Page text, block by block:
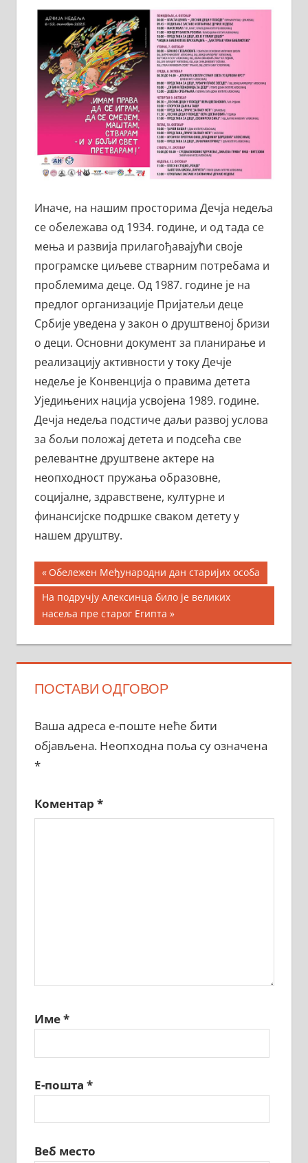
Иначе, на нашим просторима Дечја недеља
се обележава од 1934. године, и од тада се
мења и развија прилагођавајући своје
програмске циљеве стварним потребама и
проблемима деце. Од 1987. године је на
предлог организације Пријатељи деце
Србије уведена у закон о друштвеној бризи
о деци. Основни документ за планирање и
реализацију активности у току Дечје
недеље је Конвенција о правима детета
Уједињених нација усвојена 1989. године.
Дечја недеља подстиче даљи развој услова
за бољи положај детета и подсећа све
релевантне друштвене актере на
неопходност пружања образовне,
социјалне, здравствене, културне и
финансијске подршке сваком детету у
нашем друштву.
Кретање
чланка
Previous
Post:
Обележен Међународни дан старијих особа
Next
Post:
На подручју Алексинца било је великих
насеља пре старог Египта
ПОСТАВИ ОДГОВОР
Ваша адреса е-поште неће бити
објављена. Неопходна поља су означена
*
Коментар *
Име*
Е-пошта *
Веб место